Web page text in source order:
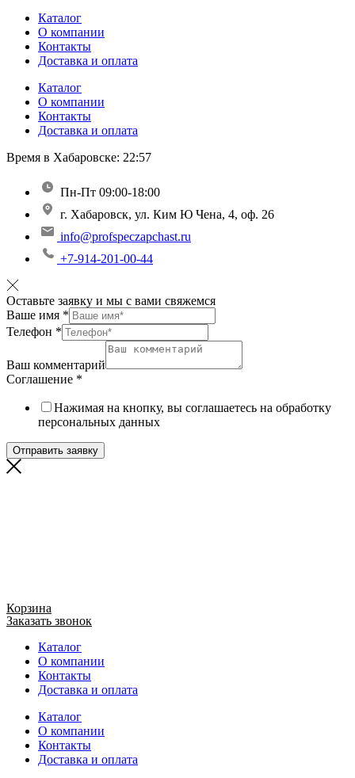
Каталог
О компании
Контакты
Доставка и оплата
Каталог
О компании
Контакты
Доставка и оплата
Время в Хабаровске: 22:57
Пн-Пт 09:00-18:00
г. Хабаровск, ул. Ким Ю Чена, 4, оф. 26
info@profspeczapchast.ru
+7-914-201-00-44
Оставьте заявку и мы с вами свяжемся
Ваше имя *
Телефон *
Ваш комментарий
Соглашение *
Нажимая на кнопку, вы соглашаетесь на обработку
персональных данных
Отправить заявку
Корзина
Заказать звонок
Каталог
О компании
Контакты
Доставка и оплата
Каталог
О компании
Контакты
Доставка и оплата